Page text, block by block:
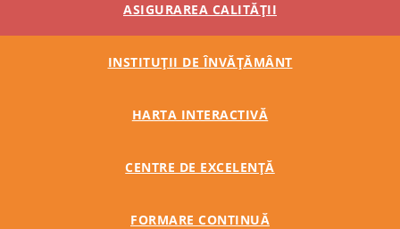
ASIGURAREA CALITĂȚII
INSTITUȚII DE ÎNVĂȚĂMÂNT
HARTA INTERACTIVĂ
CENTRE DE EXCELENȚĂ
FORMARE CONTINUĂ